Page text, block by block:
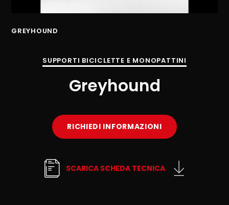
GREYHOUND
SUPPORTI BICICLETTE E MONOPATTINI
Greyhound
RICHIEDI INFORMAZIONI
SCARICA SCHEDA TECNICA